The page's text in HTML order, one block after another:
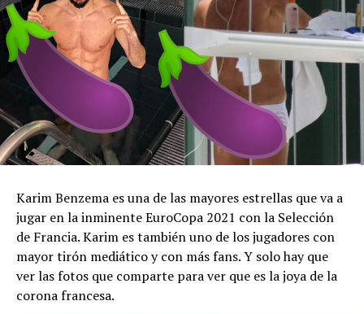
Karim Benzema es una de las mayores estrellas que va a
jugar en la inminente EuroCopa 2021 con la Selección
de Francia. Karim es también uno de los jugadores con
mayor tirón mediático y con más fans. Y solo hay que
ver las fotos que comparte para ver que es la joya de la
corona francesa.